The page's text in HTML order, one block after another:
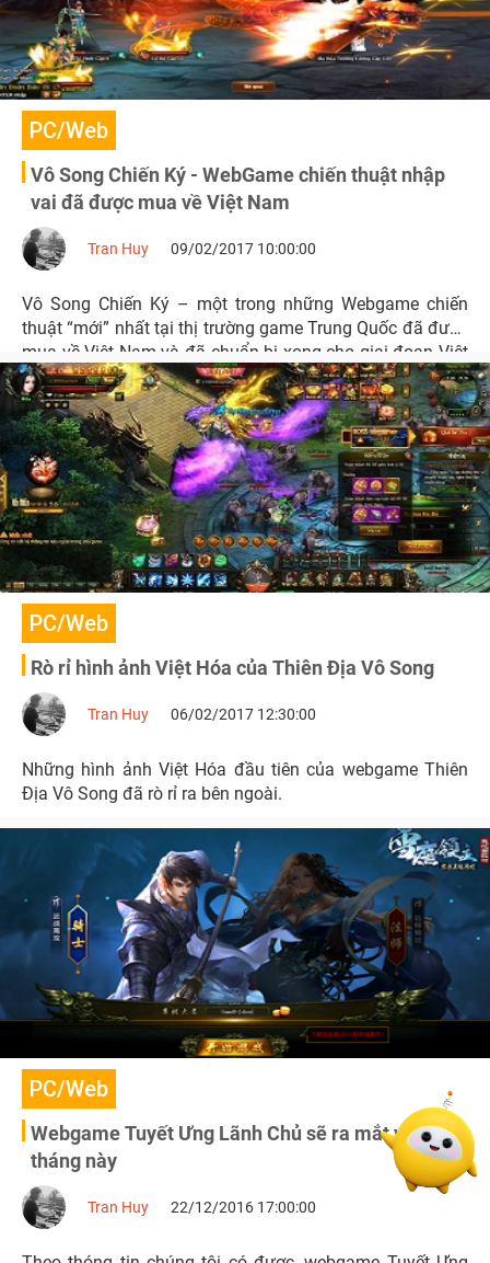
PC/Web
Vô Song Chiến Ký - WebGame chiến thuật nhập
vai đã được mua về Việt Nam
Tran Huy 09/02/2017 10:00:00
Vô Song Chiến Ký – một trong những Webgame chiến
thuật “mới” nhất tại thị trường game Trung Quốc đã được
mua về Việt Nam và đã chuẩn bị xong cho giai đoạn Việt
hóa để ra mắt trong tháng 2/2017.
PC/Web
Rò rỉ hình ảnh Việt Hóa của Thiên Địa Vô Song
Tran Huy 06/02/2017 12:30:00
Những hình ảnh Việt Hóa đầu tiên của webgame Thiên
Địa Vô Song đã rò rỉ ra bên ngoài.
PC/Web
Webgame Tuyết Ưng Lãnh Chủ sẽ ra mắt vào cuối
tháng này
Tran Huy 22/12/2016 17:00:00